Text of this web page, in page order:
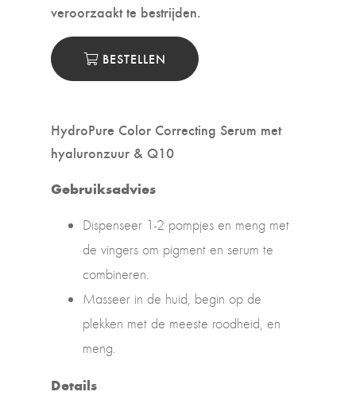
veroorzaakt te bestrijden.
BESTELLEN
HydroPure Color Correcting Serum met
hyaluronzuur & Q10
Gebruiksadvies
Dispenseer 1-2 pompjes en meng met
de vingers om pigment en serum te
combineren.
Masseer in de huid, begin op de
plekken met de meeste roodheid, en
meng.
Details